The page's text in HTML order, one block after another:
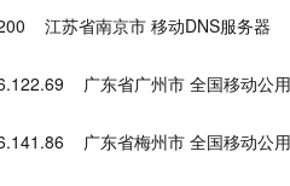
江苏省南京市 移动DNS服务器
广东省广州市 全国移动公用
广东省梅州市 全国移动公用